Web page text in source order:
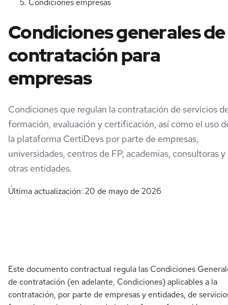
Condiciones generales de
contratación para
empresas
Condiciones que regulan la contratación de servicios
formación, evaluación y certificación, así como el uso
la plataforma CertiDevs por parte de empresas,
universidades, centros de FP, academias, consultoras y
otras entidades.
Última actualización: 20 de mayo de 2026
Este documento contractual regula las Condiciones
de contratación (en adelante, Condiciones) aplicables a la
contratación, por parte de empresas y entidades, de